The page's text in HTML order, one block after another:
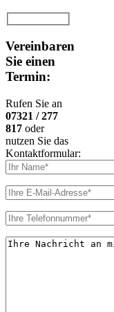
Vereinbaren
Sie einen
Termin:
Rufen Sie an
07321 / 277
817 oder
nutzen Sie das
Kontaktformular: